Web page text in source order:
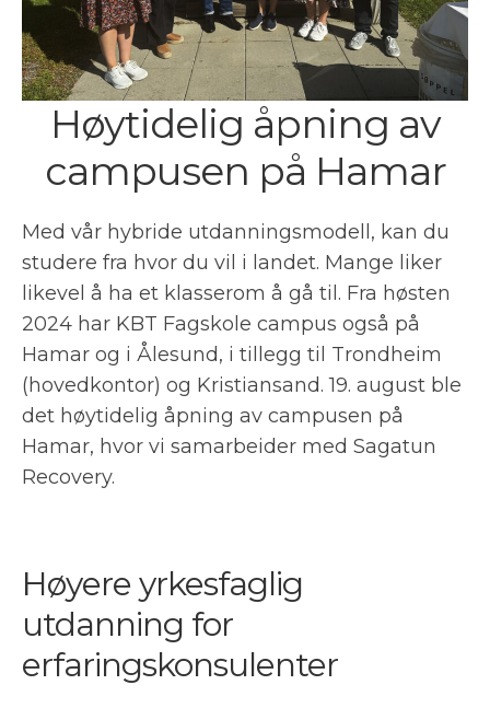
Høytidelig åpning av
campusen på Hamar
Med vår hybride utdanningsmodell, kan du
studere fra hvor du vil i landet. Mange liker
likevel å ha et klasserom å gå til. Fra høsten
2024 har KBT Fagskole campus også på
Hamar og i Ålesund, i tillegg til Trondheim
(hovedkontor) og Kristiansand. 19. august ble
det høytidelig åpning av campusen på
Hamar, hvor vi samarbeider med Sagatun
Recovery.
Høyere yrkesfaglig
utdanning for
erfaringskonsulenter